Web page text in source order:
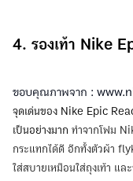
4. รองเท้า Nike
ขอบคุณภาพจาก :
จุดเด่นของ Nike Epic
เป็นอย่างมาก ทำจากโฟม
กระแทกได้ดี อีกทั้งตัวผ้า
ใส่สบายเหมือนใส่ถุงเท้า แล